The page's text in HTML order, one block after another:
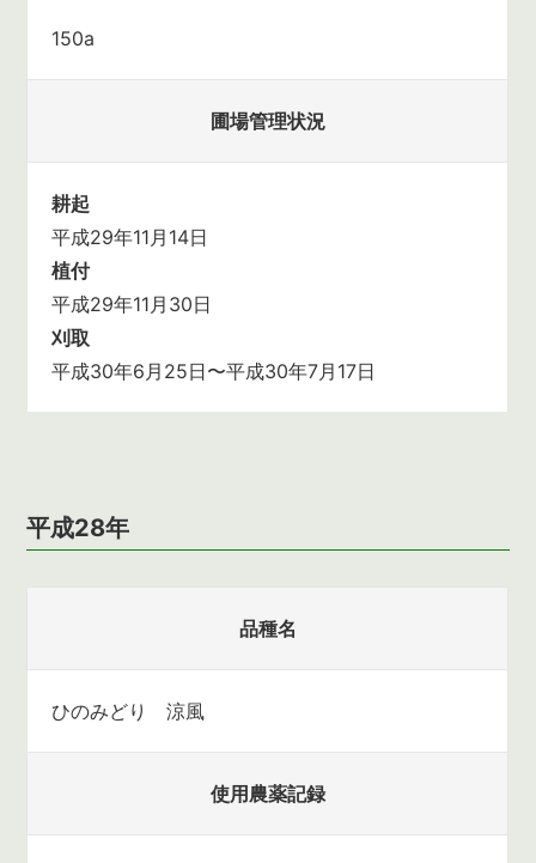
150a
圃場管理状況
耕起
平成29年11月14日
植付
平成29年11月30日
刈取
平成30年6月25日〜平成30年7月17日
平成28年
品種名
ひのみどり 涼風
使用農薬記録